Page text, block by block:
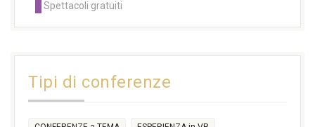
14:30
14:30 14:30
17:30
Spettacoli gratuiti
Tipi di conferenze